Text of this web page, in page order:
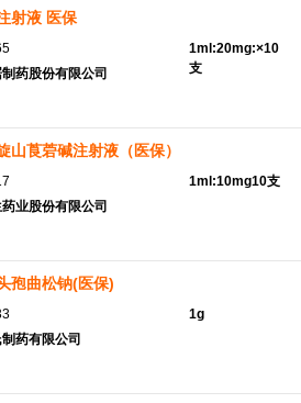
射液 医保
药股份有限公司
1ml:20mg:×10
支
山莨菪碱注射液（医保）
业股份有限公司
1ml:10mg10支
孢曲松钠(医保)
药有限公司
1g